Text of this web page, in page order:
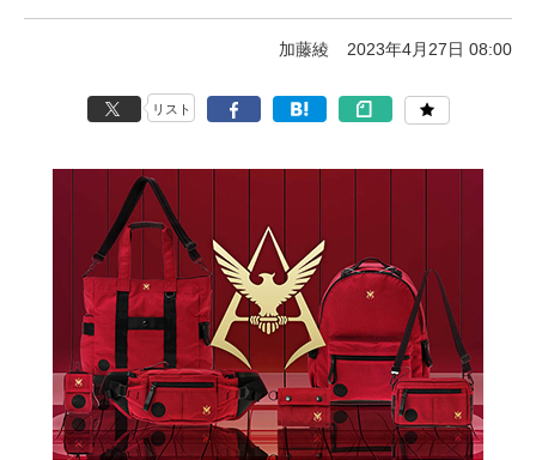
加藤綾 2023年4月27日 08:00
リスト